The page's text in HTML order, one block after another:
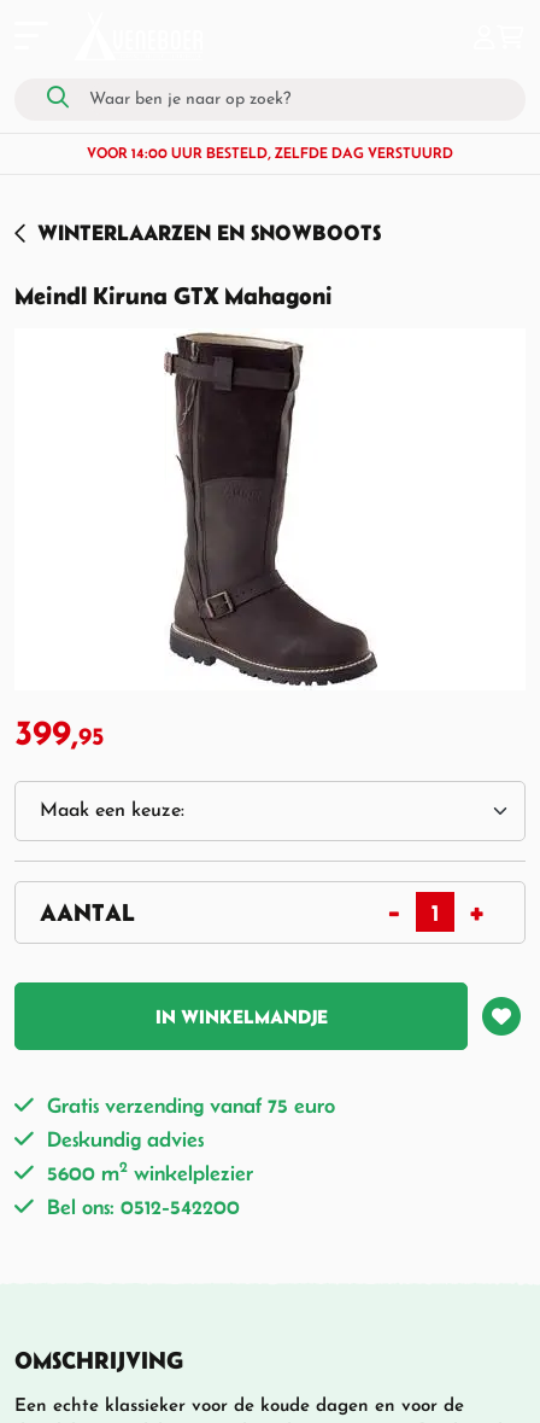
VOOR 14:00 UUR BESTELD, ZELFDE DAG VERSTUURD
WINTERLAARZEN EN SNOWBOOTS
Meindl Kiruna GTX Mahagoni
399,95
IN WINKELMANDJE
Gratis verzending vanaf 75 euro
Deskundig advies
5600 m2 winkelplezier
Bel ons: 0512-542200
OMSCHRIJVING
Een echte klassieker voor de koude dagen en voor de